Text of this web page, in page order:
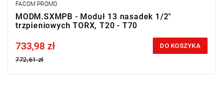
FACOM PROMO
MODM.SXMPB - Moduł 13 nasadek 1/2"
trzpieniowych TORX, T20 - T70
Price tax included
733,98 zł
772,61 zł
DO KOSZYKA